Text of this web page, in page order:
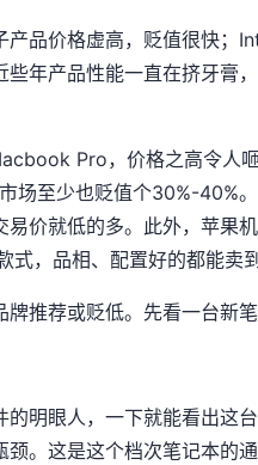
产品价格虚高，贬值很快；
年产品性能一直在挤牙膏
Pro，价格之高令人
场至少也贬值个30%-40%
易价就低的多。此外，苹果
式，品相、配置好的都能卖
推荐或贬低。先看一台新笔
的明眼人，一下就能看出这
。这是这个档次笔记本的